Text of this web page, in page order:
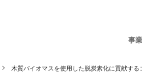
事業
木質バイオマスを使用した脱炭素化に貢献す